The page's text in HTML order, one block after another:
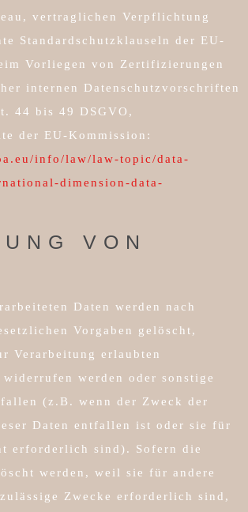
vertraglichen Verpflichtung
Standardschutzklauseln der EU-
Vorliegen von Zertifizierungen
internen Datenschutzvorschriften
44 bis 49 DSGVO,
der EU-Kommission:
info/law/law-topic/data-
dimension-data-
VON
Daten werden nach
Vorgaben gelöscht,
Verarbeitung erlaubten
werden oder sonstige
(z.B. wenn der Zweck der
Daten entfallen ist oder sie für
erforderlich sind). Sofern die
werden, weil sie für andere
Zwecke erforderlich sind,